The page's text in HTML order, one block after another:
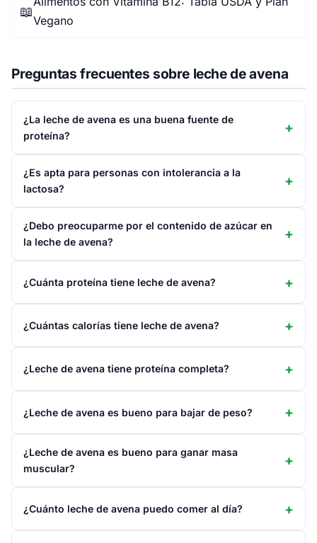
📖
Vegano
Preguntas frecuentes sobre leche de avena
¿La leche de avena es una buena fuente de
proteína?
¿Es apta para personas con intolerancia a la
lactosa?
¿Debo preocuparme por el contenido de azúcar en
la leche de avena?
¿Cuánta proteína tiene leche de avena?
¿Cuántas calorías tiene leche de avena?
¿Leche de avena tiene proteína completa?
¿Leche de avena es bueno para bajar de peso?
¿Leche de avena es bueno para ganar masa
muscular?
¿Cuánto leche de avena puedo comer al día?